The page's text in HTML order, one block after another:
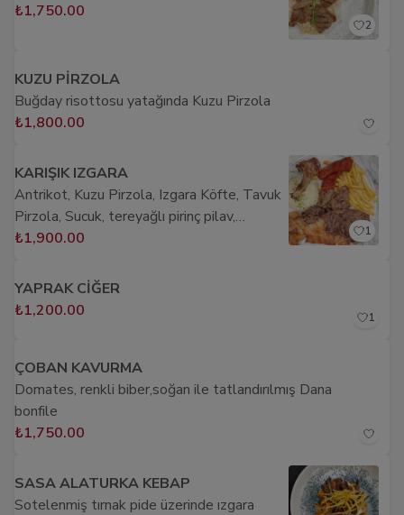
₺1,750.00
2
KUZU PİRZOLA
Buğday risottosu yatağında Kuzu Pirzola
₺1,800.00
KARIŞIK IZGARA
Antrikot, Kuzu Pirzola, Izgara Köfte, Tavuk
Pirzola, Sucuk, tereyağlı pirinç pilav,
patates kızartması
₺1,900.00 1
YAPRAK CİĞER
₺1,200.00
1
ÇOBAN KAVURMA
Domates, renkli biber,soğan ile tatlandırılmış Dana
bonfile
₺1,750.00
SASA ALATURKA KEBAP
Sotelenmiş tırnak pide üzerinde ızgara